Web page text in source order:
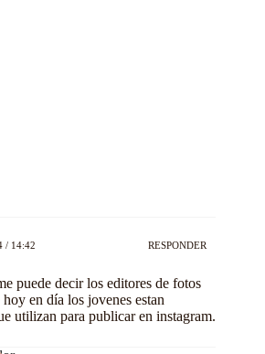
/ 14:42 RESPONDER
puede decir los editores de fotos
en día los jovenes estan
utilizan para publicar en instagram.